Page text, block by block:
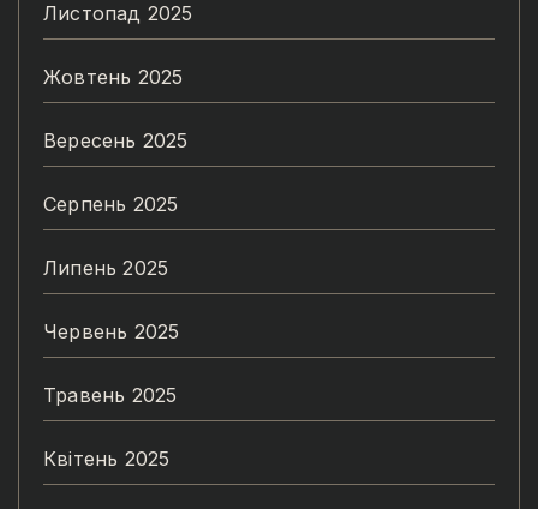
Листопад 2025
Жовтень 2025
Вересень 2025
Серпень 2025
Липень 2025
Червень 2025
Травень 2025
Квітень 2025